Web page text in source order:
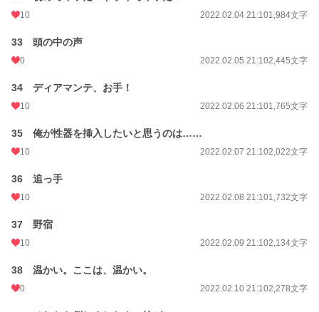
10 2022.02.04 21:101,984文字
33 頭の中の声
0 2022.02.05 21:102,445文字
34 ディアマンテ、お手！
10 2022.02.06 21:101,765文字
35 俺が性器を挿入したいと思うのは……
10 2022.02.07 21:102,022文字
36 追っ手
10 2022.02.08 21:101,732文字
37 野宿
10 2022.02.09 21:102,134文字
38 温かい。ここは、温かい。
0 2022.02.10 21:102,278文字